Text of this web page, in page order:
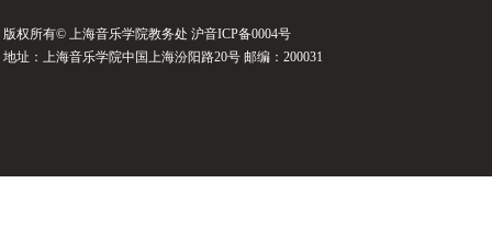
版权所有© 上海音乐学院教务处 沪音ICP备0004号
地址：上海音乐学院中国上海汾阳路20号 邮编：200031